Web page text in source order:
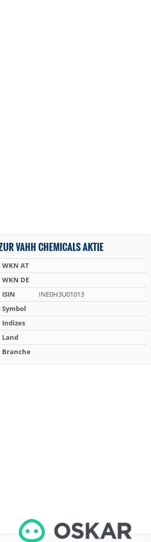
VAHH CHEMICALS AKTIE
WKN AT
WKN DE
ISIN
INE0H3U01013
Symbol
Indizes
Land
Branche